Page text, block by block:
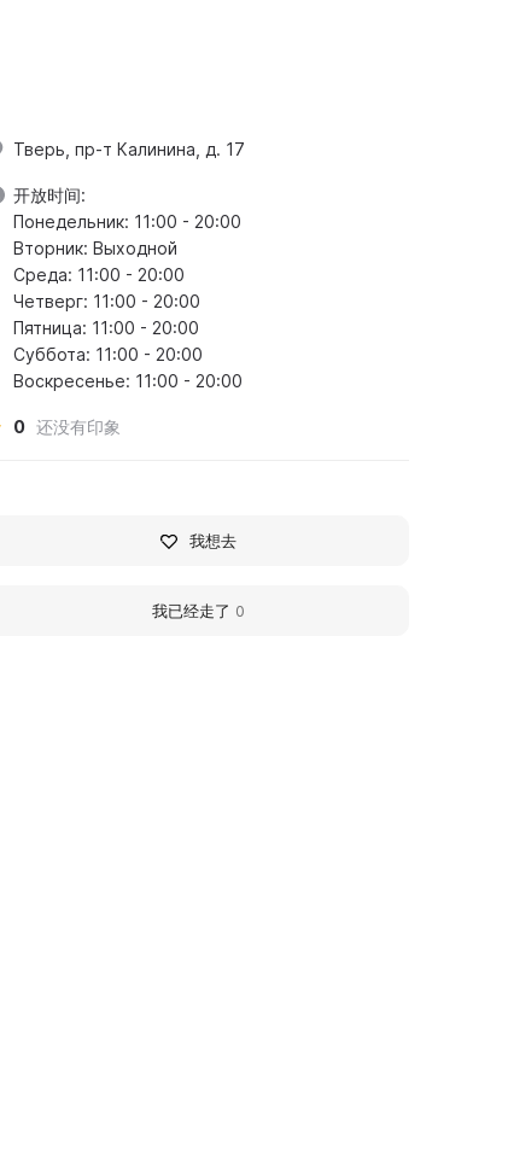
Тверь, пр-т Калинина, д. 17
开放时间:
Понедельник: 11:00 - 20:00
Вторник: Выходной
Среда: 11:00 - 20:00
Четверг: 11:00 - 20:00
Пятница: 11:00 - 20:00
Суббота: 11:00 - 20:00
Воскресенье: 11:00 - 20:00
0 还没有印象
我想去
我已经走了 0